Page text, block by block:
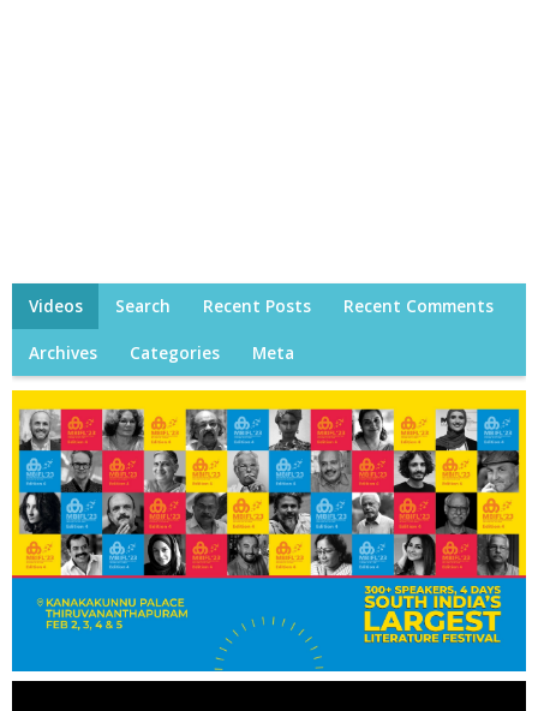
Videos Search Recent Posts Recent Comments
Archives Categories Meta